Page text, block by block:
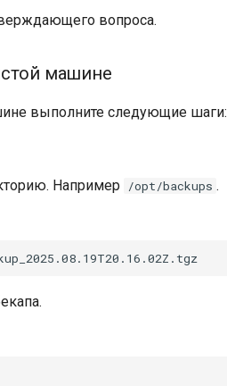
вопроса.
машине
выполните следующие шаги:
Например
/opt/backups .